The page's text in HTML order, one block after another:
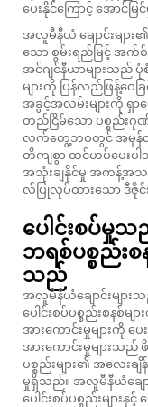
ပေးနိုင်ကြောင့် အောင်မ
အလူမီနီယံ ချောင်းမျာ
သော စွမ်းရည်မြင့် အက်စ်
အင်ဂျင်နီယာများသည်
များကို ပြန်လည်ဖြန့်ဝေခ
အခွင့်အလမ်းများကို ရှာ
တည်ငြိမ်သော ပစ္စည်းဂုဏ်
လက်တွေ့ဘဝတွင် အမှန်တ
တိကျစွာ ထင်ဟပ်ပေးပါ
အသုံးချနိုင်မှု အကန့်အသ
လ်ပြုလုပ်ထားသော ဒီဇိုင်
ပေါင်းစပ်မှုသ
ဘရစ်ပစ္စည်း
သည်
အလူမီနီယံချောင်းများ
ပေါင်းစပ်ပစ္စည်းစနစ်
အားကောင်းမှုများကို ပ
အားကောင်းမှုများသည်
ပစ္စည်းများ၏ အလေး
မှုရှိသည်။ အလူမီနီယံချေ
ပေါင်းစပ်ပစ္စည်းများနှ